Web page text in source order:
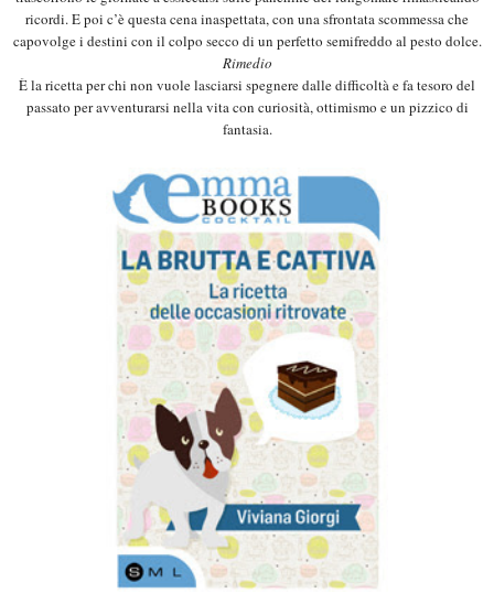
ricordi. E poi c’è questa cena inaspettata, con una sfrontata scommessa che
capovolge i destini con il colpo secco di un perfetto semifreddo al pesto dolce.
Rimedio
È la ricetta per chi non vuole lasciarsi spegnere dalle difficoltà e fa tesoro del
passato per avventurarsi nella vita con curiosità, ottimismo e un pizzico di
fantasia.